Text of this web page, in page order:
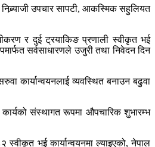
उपचार सापटी, आकस्मिक सहुलियत
र दुई ट्रयाकिङ प्रणाली स्वीकृत भई
सर्वसाधारणले उजुरी तथा निवेदन दिन
कार्यान्वयनलाई व्यवस्थित बनाउन बढुवा
कार्यको संस्थागत रूपमा औपचारिक शुभारम्भ
भई कार्यान्वयनमा ल्याइएको, नेपाल